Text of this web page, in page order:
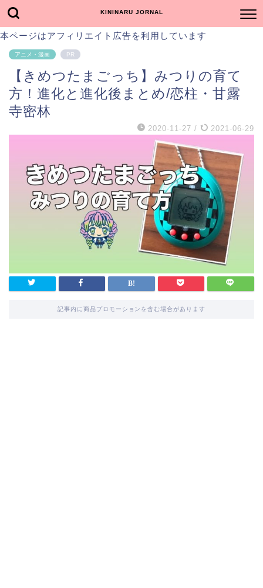
KININARU JORNAL
本ページはアフィリエイト広告を利用しています
アニメ・漫画 PR
【きめつたまごっち】みつりの育て
方！進化と進化後まとめ/恋柱・甘露
寺密林
2020-11-27 / 2021-06-29
記事内に商品プロモーションを含む場合があります